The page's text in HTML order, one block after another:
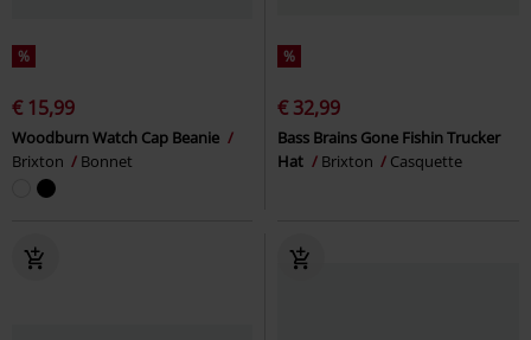
%
€ 15,99
Woodburn Watch Cap Beanie
Brixton
Bonnet
%
€ 32,99
Bass Brains Gone Fishin Trucker
Hat
Brixton Casquette